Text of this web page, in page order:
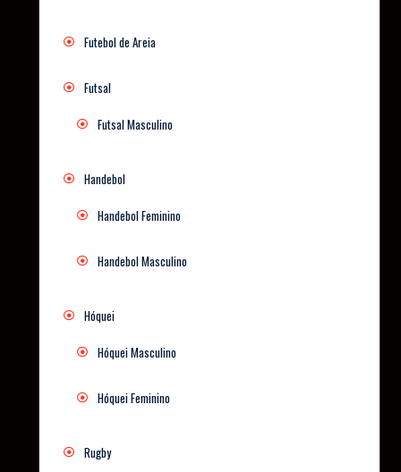
Futebol de Areia
Futsal
Futsal Masculino
Handebol
Handebol Feminino
Handebol Masculino
Hóquei
Hóquei Masculino
Hóquei Feminino
Rugby